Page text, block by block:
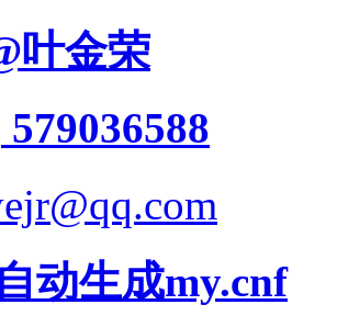
叶金荣
579036588
自动生成my.cnf